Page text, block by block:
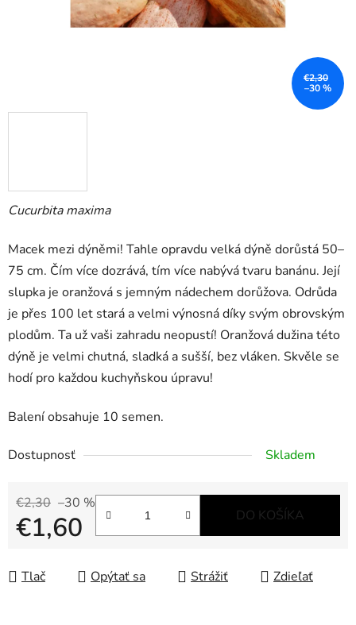
Cucurbita maxima
Macek mezi dýněmi! Tahle opravdu velká dýně dorůstá 50–
75 cm. Čím více dozrává, tím více nabývá tvaru banánu. Její
slupka je oranžová s jemným nádechem dorůžova. Odrůda
je přes 100 let stará a velmi výnosná díky svým obrovským
plodům. Ta už vaši zahradu neopustí! Oranžová dužina této
dýně je velmi chutná, sladká a sušší, bez vláken. Skvěle se
hodí pro každou kuchyňskou úpravu!
Balení obsahuje 10 semen.
Dostupnosť Skladem
€2,30 –30 %
€1,60 DO KOŠÍKA
Tlač Opýtať sa Strážiť Zdieľať
€2,30
–30 %